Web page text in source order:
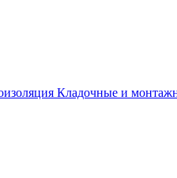
Кладочные и